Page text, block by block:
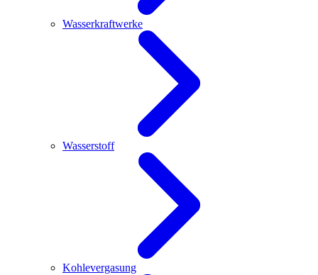
Wasserkraftwerke
Wasserstoff
Kohlevergasung